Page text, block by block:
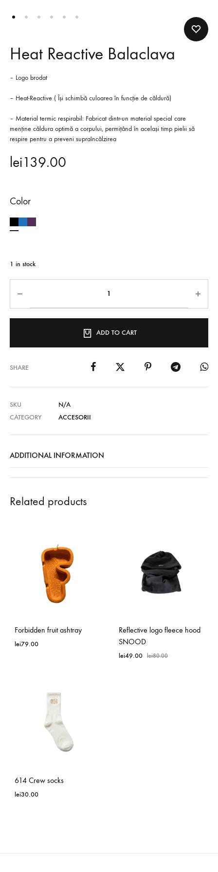
Heat Reactive Balaclava
– Logo brodat
– Heat-Reactive ( Își schimbă culoarea în funcție de căldură)
– Material termic respirabil: Fabricat dintr-un material special care
menține căldura optimă a corpului, permițând în același timp pielii să
respire pentru a preveni supraîncălzirea
lei139.00
Color
1 in stock
ADD TO CART
SHARE
SKU
N/A
CATEGORY
ACCESORII
ADDITIONAL INFORMATION
Related products
Forbidden fruit ashtray
lei79.00
Reflective logo fleece hood
SNOOD
lei49.00 lei80.00
614 Crew socks
lei30.00